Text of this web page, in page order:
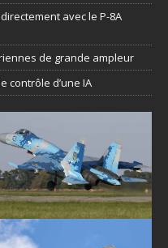
avec le P-8A
de grande ampleur
contrôle d’une IA